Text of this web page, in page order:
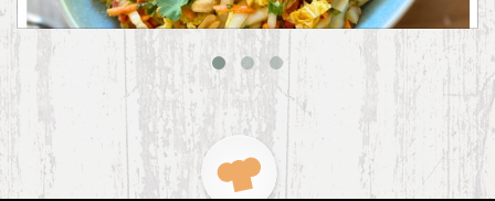
Asiatischer Chinakohl-Salat